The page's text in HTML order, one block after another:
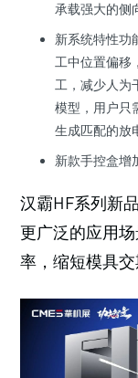
承载强大的侧
新系统特性功
工中位置偏移，
工，减少人为
模型，用户只
生成匹配的放
新款手控盒增
汉霸HF系列新
更广泛的应用
率，缩短模具交